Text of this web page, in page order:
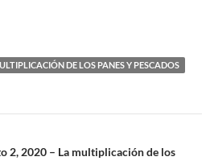
DE LOS PANES Y PESCADOS
2, 2020 – La multiplicación de los